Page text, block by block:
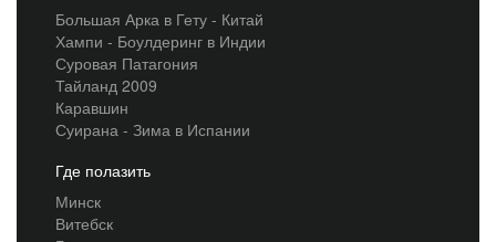
Большая Арка в Гету - Китай
Хампи - Боулдеринг в Индии
Суровая Патагония
Тайланд 2009
Каравшин
Суирана - Зима в Испании
Где полазить
Минск
Витебск